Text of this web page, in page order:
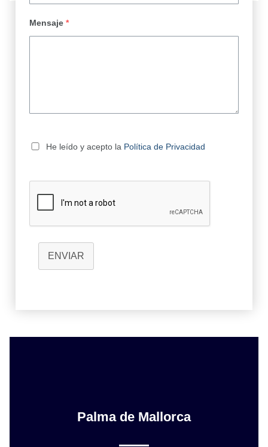
Mensaje *
He leído y acepto la Política de Privacidad
ENVIAR
Palma de Mallorca